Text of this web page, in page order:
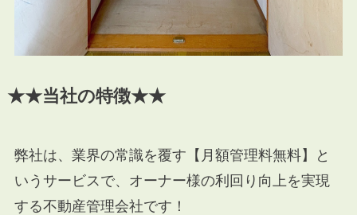
★★当社の特徴★★
弊社は、業界の常識を覆す【月額管理料無料】と
いうサービスで、オーナー様の利回り向上を実現
する不動産管理会社です！